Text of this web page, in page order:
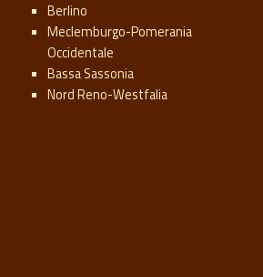
Berlino
Meclemburgo-Pomerania
Occidentale
Bassa Sassonia
Nord Reno-Westfalia